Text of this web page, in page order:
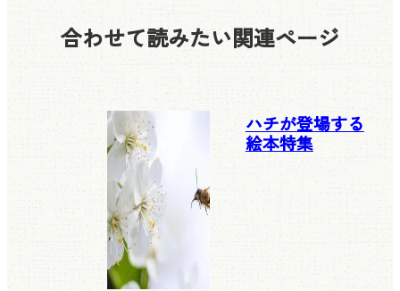
合わせて読みたい関連ページ
ハチが登場する
絵本特集